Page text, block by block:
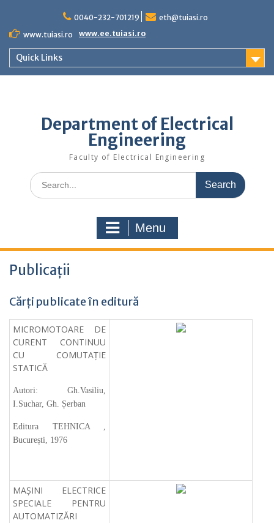
content
0040-232-701219
eth@tuiasi.ro
www.tuiasi.ro
www.ee.tuiasi.ro
Quick Links
Department of Electrical
Engineering
Faculty of Electrical Engineering
Search
for:
Menu
Publicații
Cărți publicate în editură
MICROMOTOARE DE
CURENT CONTINUU
CU COMUTAȚIE
STATICĂ
Autori: Gh.Vasiliu,
I.Suchar, Gh. Șerban
Editura TEHNICA ,
București, 1976
MAȘINI ELECTRICE
SPECIALE PENTRU
AUTOMATIZĂRI